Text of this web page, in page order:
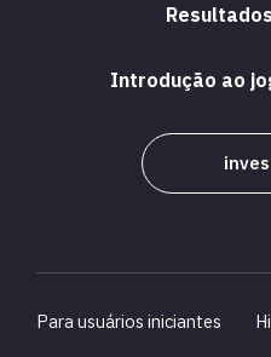
Introdução ao
Para usuários iniciantes